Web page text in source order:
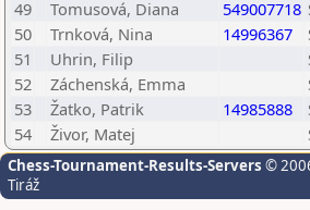
49 Tomusová, Diana 549007718
50
Trnková, Nina 14996367
51
Uhrin, Filip
52
Záchenská, Emma
53
Žatko, Patrik 14985888
54
Živor, Matej
Chess-Tournament-Results-Servers ©
Tiráž